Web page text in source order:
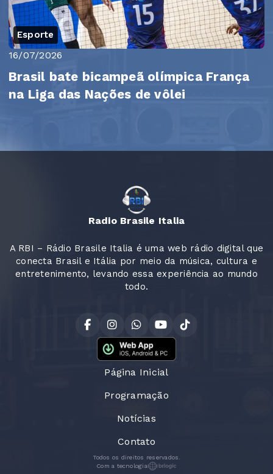
Esporte
16/07/2026
Brasil bate bicampeã olímpica França
na Liga das Nações de vôlei
Radio Brasile Italia
A RBI – Rádio Brasile Italia é uma web rádio digital que
conecta Brasil e Itália por meio da música, cultura e
entretenimento, levando essa experiência ao mundo
todo.
Página Inicial
Programação
Notícias
Contato
Todos os direitos reservados.
Com a tecnologia